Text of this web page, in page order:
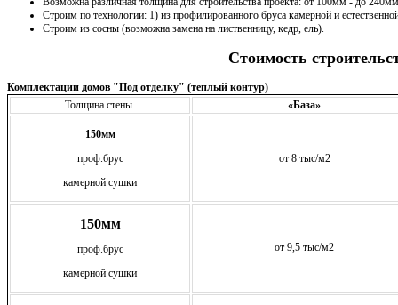
Строим по технологии: 1) из профилированного бруса камерной и
Строим из сосны (возможна замена на лиственницу, кедр, ель).
Стоимость
Комплектации домов "Под отделку" (теплый контур)
Толщина стены
«База»
150мм
проф.брус
камерной сушки
от 8 тыс/м2
150мм
проф.брус
камерной сушки
от 9,5 тыс/м2